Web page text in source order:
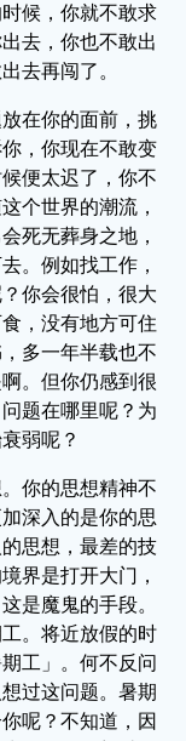
候，你就不敢求
去，你也不敢出
去再闯了。
在你的面前，挑
，你现在不敢变
便太迟了，你不
个世界的潮流，
死无葬身之地，
。例如找工作，
你会很怕，很大
，没有地方可住
多一年半载也不
。但你仍感到很
题在哪里呢？为
弱呢？
你的思想精神不
深入的是你的思
思想，最差的技
界是打开大门，
是魔鬼的手段。
。将近放假的时
工」。何不反问
过这问题。暑期
呢？不知道，因